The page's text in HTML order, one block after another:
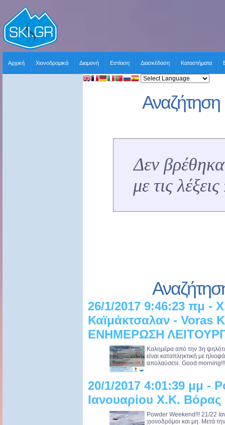
Αρχική Χιονοδρομικά Διαμονή Εστίαση Διασκέδαση Καταστήματα
Αναζήτηση
Δεν
με τις
26/1/2017 9:46:23 πμ -
Καϊμάκτσαλαν - Voras
ΕΝΗΜΕΡΩΣΗ
Καλημέρα από την 3η
είναι καταπληκτική με
απολαύσετε. Good
20/1/2017 4:01:39 μμ -
Ιανουαρίου Χ.Κ. Βόρας
Powder Weekend!!! 21/22
χιονοδρόμοι και μη. Μετά